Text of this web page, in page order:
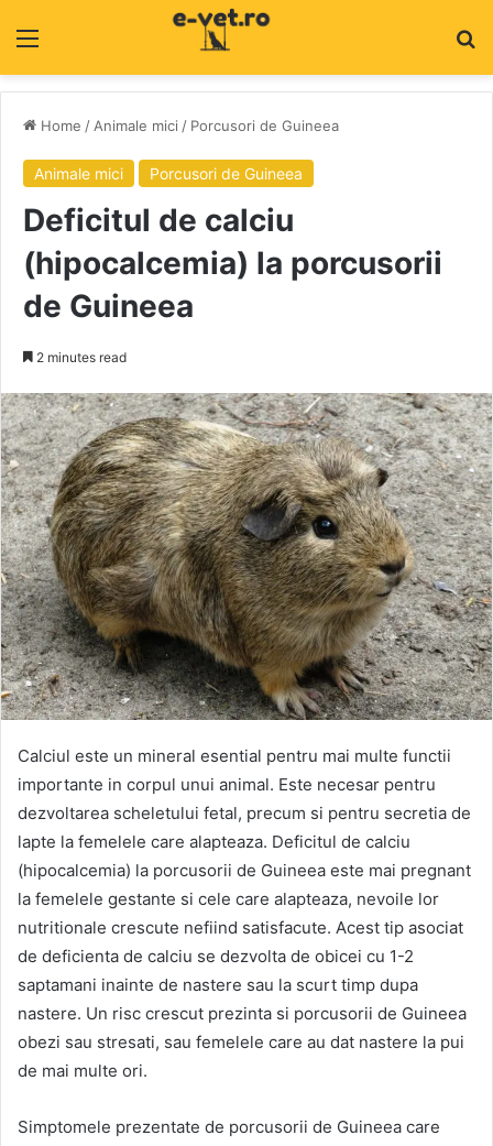
Home / Animale mici / Porcusori de Guineea
Animale mici Porcusori de Guineea
Deficitul de calciu
(hipocalcemia) la porcusorii
de Guineea
2 minutes read
Calciul este un mineral esential pentru mai multe functii
importante in corpul unui animal. Este necesar pentru
dezvoltarea scheletului fetal, precum si pentru secretia de
lapte la femelele care alapteaza. Deficitul de calciu
(hipocalcemia) la porcusorii de Guineea este mai pregnant
la femelele gestante si cele care alapteaza, nevoile lor
nutritionale crescute nefiind satisfacute. Acest tip asociat
de deficienta de calciu se dezvolta de obicei cu 1-2
saptamani inainte de nastere sau la scurt timp dupa
nastere. Un risc crescut prezinta si porcusorii de Guineea
obezi sau stresati, sau femelele care au dat nastere la pui
de mai multe ori.
Simptomele prezentate de porcusorii de Guineea care